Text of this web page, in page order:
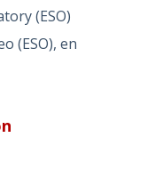
(ESO)
(ESO), en